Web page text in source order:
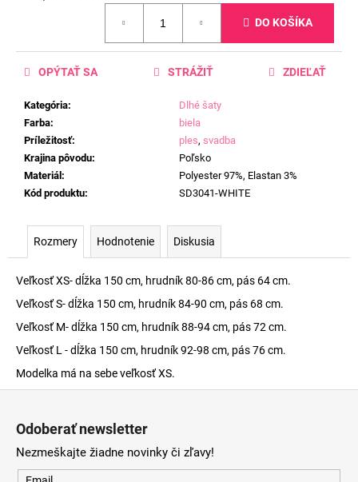
DO KOŠÍKA
Kategória:
Dlhé šaty
Farba:
biela
Príležitosť: ples, svadba
Krajina pôvodu:
Poľsko
Materiál:
Polyester 97%, Elastan 3%
Kód produktu: SD3041-WHITE
OPÝTAŤ SA STRÁŽIŤ ZDIEĽAŤ
Rozmery Hodnotenie Diskusia
Veľkosť XS- dĺžka 150 cm, hrudník 80-86 cm, pás 64 cm.
Veľkosť S- dĺžka 150 cm, hrudník 84-90 cm, pás 68 cm.
Veľkosť M- dĺžka 150 cm, hrudník 88-94 cm, pás 72 cm.
Veľkosť L - dĺžka 150 cm, hrudník 92-98 cm, pás 76 cm.
Modelka má na sebe veľkosť XS.
Odoberať newsletter
Nezmeškajte žiadne novinky či zľavy!